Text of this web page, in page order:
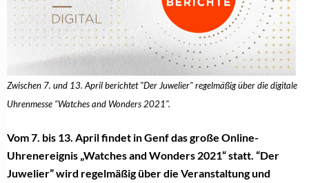
Zwischen 7. und 13. April berichtet "Der Juwelier" regelmäßig über die digitale
Uhrenmesse "Watches and Wonders 2021".
Vom 7. bis 13. April findet in Genf das große Online-
Uhrenereignis „Watches and Wonders 2021“ statt. “Der
Juwelier” wird regelmäßig über die Veranstaltung und